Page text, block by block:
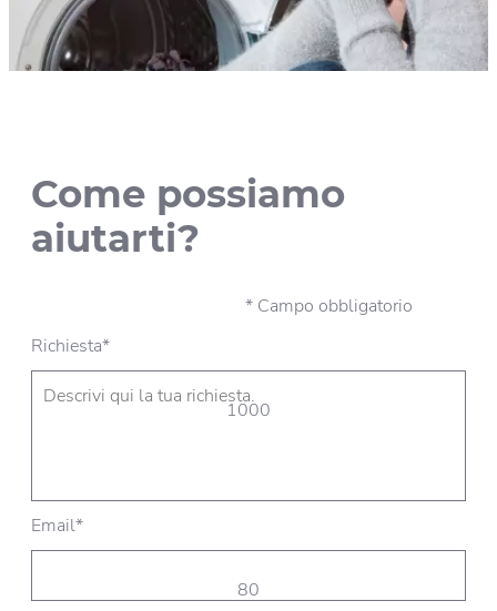
Come possiamo
aiutarti?
* Campo obbligatorio
Richiesta*
1000
Email*
80